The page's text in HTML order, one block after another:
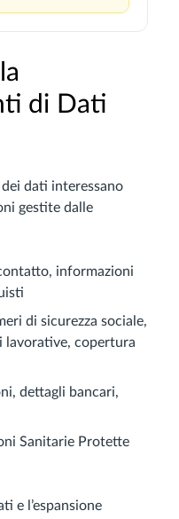
di Dati
dati interessano
gestite dalle
informazioni
di sicurezza sociale,
lavorative, copertura
dettagli bancari,
Sanitarie Protette
e l’espansione